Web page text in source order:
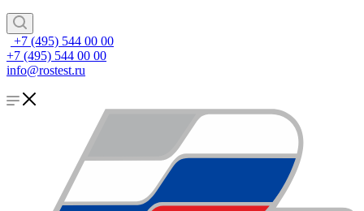
+7 (495) 544 00 00
+7 (495) 544 00 00
info@rostest.ru